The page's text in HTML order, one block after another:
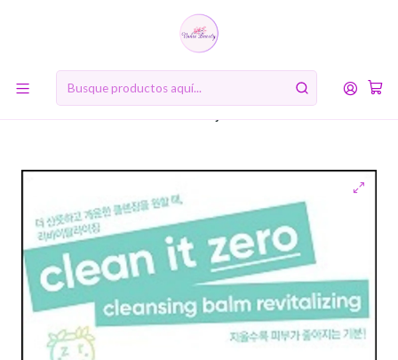
10% de descuento en tu primera compra online. Código: BIENVENIDA10
RUTINA DE BELLEZA COREANA
Primer paso: Doble limpieza
Clean It Zero Cleansing Balm Revitalizing (100 ml) Limpiador